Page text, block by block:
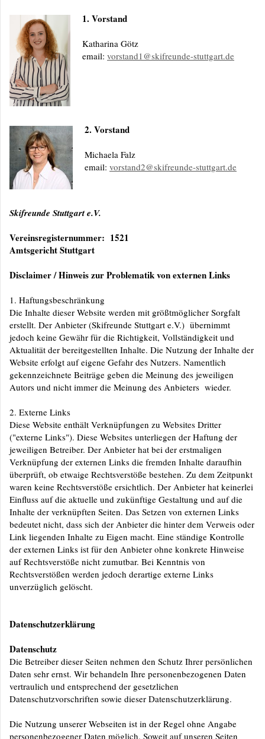
1. Vorstand
Katharina Götz
email: vorstand1@skifreunde-stuttgart.de
2. Vorstand
Michaela Falz
email: vorstand2@skifreunde-stuttgart.de
Skifreunde Stuttgart e.V.
Vereinsregisternummer: 1521
Amtsgericht Stuttgart
Disclaimer / Hinweis zur Problematik von externen Links
1. Haftungsbeschränkung
Die Inhalte dieser Website werden mit größtmöglicher Sorgfalt
erstellt. Der Anbieter (Skifreunde Stuttgart e.V.) übernimmt
jedoch keine Gewähr für die Richtigkeit, Vollständigkeit und
Aktualität der bereitgestellten Inhalte. Die Nutzung der Inhalte der
Website erfolgt auf eigene Gefahr des Nutzers. Namentlich
gekennzeichnete Beiträge geben die Meinung des jeweiligen
Autors und nicht immer die Meinung des Anbieters wieder.
2. Externe Links
Diese Website enthält Verknüpfungen zu Websites Dritter
("externe Links"). Diese Websites unterliegen der Haftung der
jeweiligen Betreiber. Der Anbieter hat bei der erstmaligen
Verknüpfung der externen Links die fremden Inhalte daraufhin
überprüft, ob etwaige Rechtsverstöße bestehen. Zu dem Zeitpunkt
waren keine Rechtsverstöße ersichtlich. Der Anbieter hat keinerlei
Einfluss auf die aktuelle und zukünftige Gestaltung und auf die
Inhalte der verknüpften Seiten. Das Setzen von externen Links
bedeutet nicht, dass sich der Anbieter die hinter dem Verweis oder
Link liegenden Inhalte zu Eigen macht. Eine ständige Kontrolle
der externen Links ist für den Anbieter ohne konkrete Hinweise
auf Rechtsverstöße nicht zumutbar. Bei Kenntnis von
Rechtsverstößen werden jedoch derartige externe Links
unverzüglich gelöscht.
Datenschutzerklärung
Datenschutz
Die Betreiber dieser Seiten nehmen den Schutz Ihrer persönlichen
Daten sehr ernst. Wir behandeln Ihre personenbezogenen Daten
vertraulich und entsprechend der gesetzlichen
Datenschutzvorschriften sowie dieser Datenschutzerklärung.
Die Nutzung unserer Webseiten ist in der Regel ohne Angabe
personenbezogener Daten möglich. Soweit auf unseren Seiten